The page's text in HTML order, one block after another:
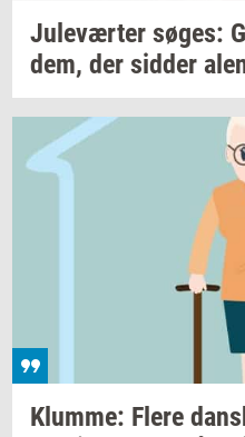
Ju­le­vær­ter søges:
dem, der sid­der
Klum­me: Flere